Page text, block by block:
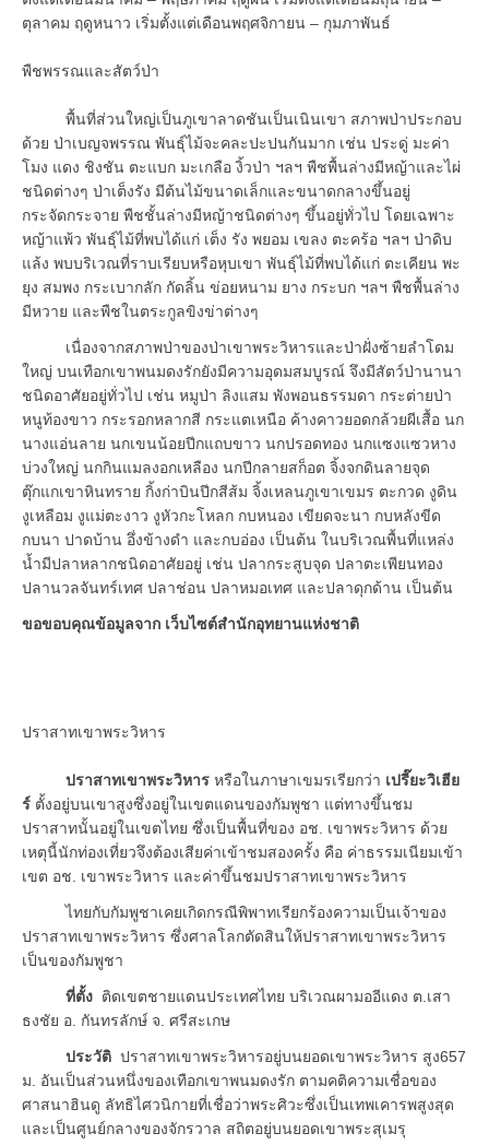
ตุลาคม ฤดูหนาว เริ่มตั้งแต่เดือนพฤศจิกายน – กุมภาพันธ์
พืชพรรณและสัตว์ป่า
พื้นที่ส่วนใหญ่เป็นภูเขาลาดชันเป็นเนินเขา สภาพป่าประกอบ
ด้วย ป่าเบญจพรรณ พันธุ์ไม้จะคละปะปนกันมาก เช่น ประดู่ มะค่า
โมง แดง ชิงชัน ตะแบก มะเกลือ งิ้วป่า ฯลฯ พืชพื้นล่างมีหญ้าและไผ่
ชนิดต่างๆ ป่าเต็งรัง มีต้นไม้ขนาดเล็กและขนาดกลางขึ้นอยู่
กระจัดกระจาย พืชชั้นล่างมีหญ้าชนิดต่างๆ ขึ้นอยู่ทั่วไป โดยเฉพาะ
หญ้าแพ้ว พันธุ์ไม้ที่พบได้แก่ เต็ง รัง พยอม เขลง ตะคร้อ ฯลฯ ป่าดิบ
แล้ง พบบริเวณที่ราบเรียบหรือหุบเขา พันธุ์ไม้ที่พบได้แก่ ตะเคียน พะ
ยุง สมพง กระเบากลัก กัดลิ้น ข่อยหนาม ยาง กระบก ฯลฯ พืชพื้นล่าง
มีหวาย และพืชในตระกูลขิงข่าต่างๆ
เนื่องจากสภาพป่าของป่าเขาพระวิหารและป่าฝั่งซ้ายลำโดม
ใหญ่ บนเทือกเขาพนมดงรักยังมีความอุดมสมบูรณ์ จึงมีสัตว์ป่านานา
ชนิดอาศัยอยู่ทั่วไป เช่น หมูป่า ลิงแสม พังพอนธรรมดา กระต่ายป่า
หนูท้องขาว กระรอกหลากสี กระแตเหนือ ค้างคาวยอดกล้วยผีเสื้อ นก
นางแอ่นลาย นกเขนน้อยปีกแถบขาว นกปรอดทอง นกแซงแซวหาง
บ่วงใหญ่ นกกินแมลงอกเหลือง นกปีกลายสก็อต จิ้งจกดินลายจุด
ตุ๊กแกเขาหินทราย กิ้งก่าบินปีกสีส้ม จิ้งเหลนภูเขาเขมร ตะกวด งูดิน
งูเหลือม งูแม่ตะงาว งูหัวกะโหลก กบหนอง เขียดจะนา กบหลังขีด
กบนา ปาดบ้าน อึ่งข้างดำ และกบอ่อง เป็นต้น ในบริเวณพื้นที่แหล่ง
น้ำมีปลาหลากชนิดอาศัยอยู่ เช่น ปลากระสูบจุด ปลาตะเพียนทอง
ปลานวลจันทร์เทศ ปลาช่อน ปลาหมอเทศ และปลาดุกด้าน เป็นต้น
ขอขอบคุณข้อมูลจาก เว็บไซต์สำนักอุทยานแห่งชาติ
ปราสาทเขาพระวิหาร
ปราสาทเขาพระวิหาร หรือในภาษาเขมรเรียกว่า เปรี๊ยะวิเฮีย
ร์ ตั้งอยู่บนเขาสูงซึ่งอยู่ในเขตแดนของกัมพูชา แต่ทางขึ้นชม
ปราสาทนั้นอยู่ในเขตไทย ซึ่งเป็นพื้นที่ของ อช. เขาพระวิหาร ด้วย
เหตุนี้นักท่องเที่ยวจึงต้องเสียค่าเข้าชมสองครั้ง คือ ค่าธรรมเนียมเข้า
เขต อช. เขาพระวิหาร และค่าขึ้นชมปราสาทเขาพระวิหาร
ไทยกับกัมพูชาเคยเกิดกรณีพิพาทเรียกร้องความเป็นเจ้าของ
ปราสาทเขาพระวิหาร ซึ่งศาลโลกตัดสินให้ปราสาทเขาพระวิหาร
เป็นของกัมพูชา
ที่ตั้ง ติดเขตชายแดนประเทศไทย บริเวณผามออีแดง ต.เสา
ธงชัย อ. กันทรลักษ์ จ. ศรีสะเกษ
ประวัติ ปราสาทเขาพระวิหารอยู่บนยอดเขาพระวิหาร สูง657
ม. อันเป็นส่วนหนึ่งของเทือกเขาพนมดงรัก ตามคติความเชื่อของ
ศาสนาฮินดู ลัทธิไศวนิกายที่เชื่อว่าพระศิวะซึ่งเป็นเทพเคารพสูงสุด
และเป็นศูนย์กลางของจักรวาล สถิตอยู่บนยอดเขาพระสุเมรุ